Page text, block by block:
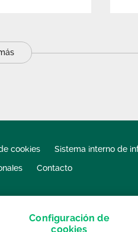
cookies
Sistema interno de
Contacto
Configuración de
cookies